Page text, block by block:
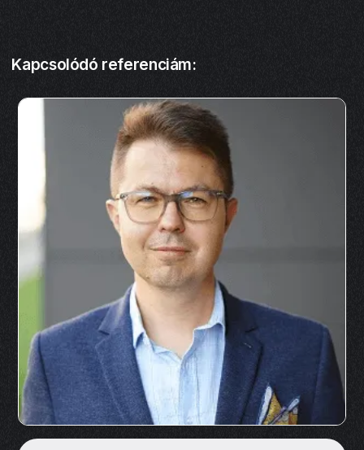
Kapcsolódó referenciám: